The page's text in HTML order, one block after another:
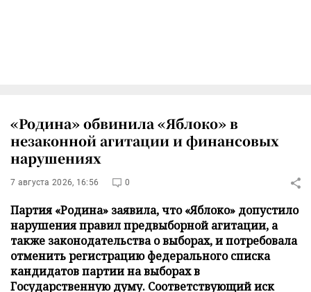
«Родина» обвинила «Яблоко» в
незаконной агитации и финансовых
нарушениях
7 августа 2026, 16:56 0
Партия «Родина» заявила, что «Яблоко» допустило
нарушения правил предвыборной агитации, а
также законодательства о выборах, и потребовала
отменить регистрацию федерального списка
кандидатов партии на выборах в
Государственную думу. Соответствующий иск